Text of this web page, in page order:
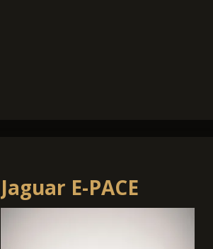
Jaguar E-PACE
P300e R-Dynamic